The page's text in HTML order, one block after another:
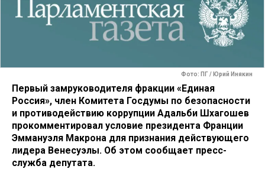
Фото: ПГ / Юрий Инякин
Первый замруководителя фракции «Единая
Россия», член Комитета Госдумы по безопасности
и противодействию коррупции Адальби Шхагошев
прокомментировал условие президента Франции
Эммануэля Макрона для признания действующего
лидера Венесуэлы. Об этом сообщает пресс-
служба депутата.